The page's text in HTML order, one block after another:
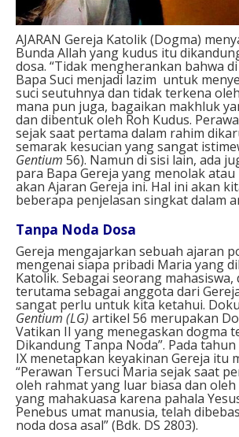
AJARAN Gereja Katolik (Dogma)
Bunda Allah yang kudus itu
dosa. “Tidak mengherankan bahwa
Bapa Suci menjadi lazim untuk
suci seutuhnya dan tidak terkena
mana pun juga, bagaikan makhluk
dan dibentuk oleh Roh Kudus.
sejak saat pertama dalam rahim
semarak kesucian yang sangat
Gentium 56). Namun di sisi lain, ada
para Bapa Gereja yang menolak
akan Ajaran Gereja ini. Hal ini akan
beberapa penjelasan singkat dalam
Tanpa Noda Dosa
Gereja mengajarkan sebuah ajaran
mengenai siapa pribadi Maria yang
Katolik. Sebagai seorang mahasiswa,
terutama sebagai anggota dari
sangat perlu untuk kita ketahui.
Gentium (LG) artikel 56 merupakan
Vatikan II yang menegaskan dogma
Dikandung Tanpa Noda”. Pada tahun
IX menetapkan keyakinan Gereja itu
“Perawan Tersuci Maria sejak saat
oleh rahmat yang luar biasa dan
yang mahakuasa karena pahala
Penebus umat manusia, telah
noda dosa asal” (Bdk. DS 2803).